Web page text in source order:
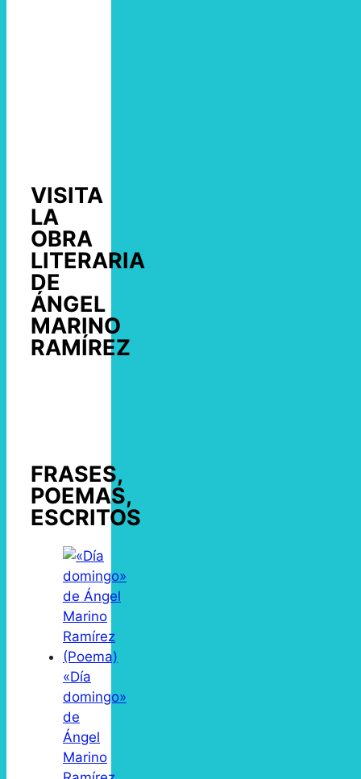
VISITA
LA
OBRA
LITERARIA
DE
ÁNGEL
MARINO
RAMÍREZ
FRASES,
POEMAS,
ESCRITOS
«Día
domingo»
de
Ángel
Marino